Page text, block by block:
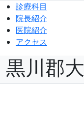
診療科目
院長紹介
医院紹介
アクセス
黒川郡